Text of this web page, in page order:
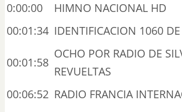
0:00:00
HIMNO NACIONAL HD
00:01:34 IDENTIFICACION 1060
00:01:58
OCHO POR RADIO DE
REVUELTAS
00:06:52 RADIO FRANCIA